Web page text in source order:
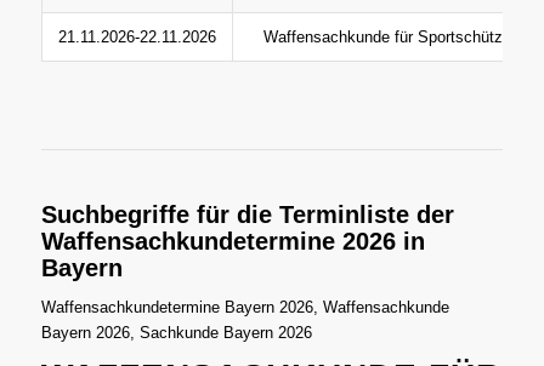
21.11.2026-22.11.2026 Waffensachkunde für Sportschützen
Suchbegriffe für die Terminliste der
Waffensachkundetermine 2026 in
Bayern
Waffensachkundetermine Bayern 2026, Waffensachkunde
Bayern 2026, Sachkunde Bayern 2026